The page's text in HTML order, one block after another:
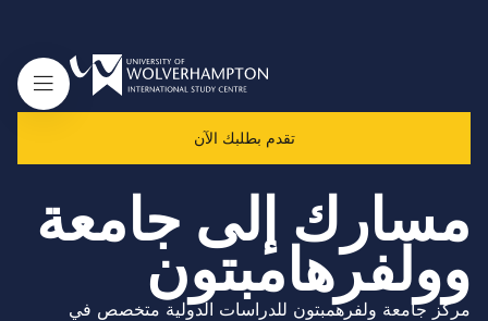
تقدم بطلبك الآن
مسارك إلى جامعة
وولفرهامبتون
مركز جامعة ولفرهمبتون للدراسات الدولية متخصص في